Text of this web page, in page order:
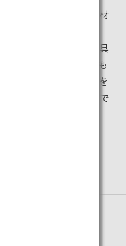
まわってお好きな具材
まぐろをはじめとし
お肉まで多種多様な具
地魚の炭火焼きなども
元ならではの雰囲気を
に舌鼓を打つことがで